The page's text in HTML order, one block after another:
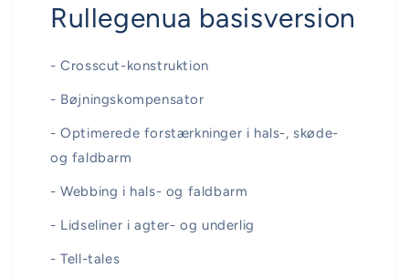
Rullegenua basisversion
- Crosscut-konstruktion
- Bøjningskompensator
- Optimerede forstærkninger i hals-, skøde-
og faldbarm
- Webbing i hals- og faldbarm
- Lidseliner i agter- og underlig
- Tell-tales